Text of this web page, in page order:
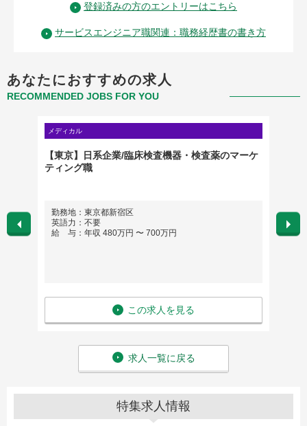
登録済みの方のエントリーはこちら
サービスエンジニア職関連：職務経歴書の書き方
あなたにおすすめの求人
RECOMMENDED JOBS FOR YOU
メディカル
【東京】日系企業/臨床検査機器・検査薬のマーケ
ティング職
勤務地：東京都新宿区
英語力：不要
給 与：年収 480万円 〜 700万円
この求人を見る
勤務
英語
給
求人一覧に戻る
特集求人情報